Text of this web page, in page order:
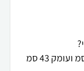
שידת מגירות פלסטיק בגובה 105 סמ, רוחב 37 סמ ועומק 43 סמ